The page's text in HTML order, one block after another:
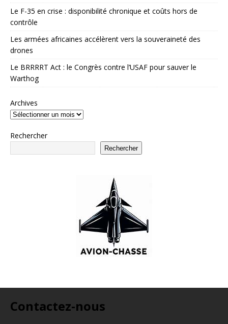
Le F-35 en crise : disponibilité chronique et coûts hors de
contrôle
Les armées africaines accélèrent vers la souveraineté des
drones
Le BRRRRT Act : le Congrès contre l’USAF pour sauver le
Warthog
Archives
Rechercher
Rechercher
Contactez-nous